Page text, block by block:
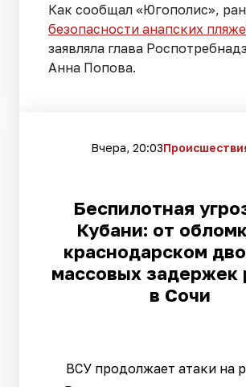
Как сообщал «Югополис»,
безопасности анапских
заявляла глава
Анна Попова.
Вчера, 20:03
Беспилотная
Кубани: от
краснодарском
массовых задержек
в Сочи
ВСУ продолжает атаки на